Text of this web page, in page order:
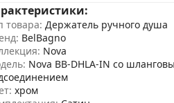
товара: Держатель ручного душа
BelBagno
Nova
Nova BB-DHLA-IN со
хром